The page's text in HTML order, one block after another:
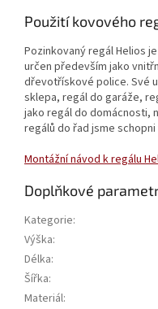
Použití kovového
Pozinkovaný regál Helios
určen především jako
dřevotřískové police. Své
sklepa, regál do garáže,
jako regál do domácnosti,
regálů do řad jsme
Montážní návod k regálu
Doplňkové
Kategorie:
Výška:
Délka:
Šířka:
Materiál: